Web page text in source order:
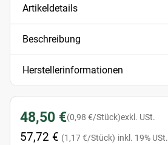
Artikeldetails
Beschreibung
Herstellerinformationen
48,50 €(0,98 €/Stück)exkl. USt.
57,72 € (1,17 €/Stück) inkl. 19% USt.